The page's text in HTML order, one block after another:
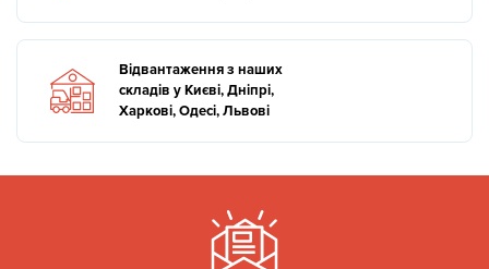
Відвантаження з наших
складів у Києві, Дніпрі,
Харкові, Одесі, Львові